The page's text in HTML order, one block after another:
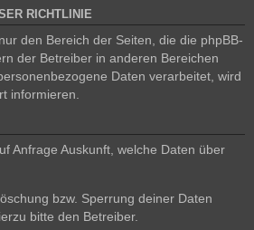
RICHTLINIE
den Bereich der Seiten, die die phpBB-
der Betreiber in anderen Bereichen
Daten verarbeitet, wird
informieren.
Anfrage Auskunft, welche Daten über
bzw. Sperrung deiner Daten
bitte den Betreiber.